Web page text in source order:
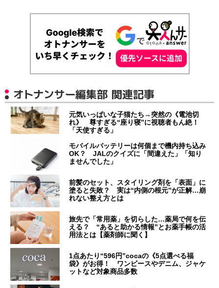
オトナンサー編集部 関連記事
元気いっぱいな子猫たち→突然の《電池切
れ》 尊すぎる“座り寝”に視聴者もん絶！
「天使すぎる」
モバイルバッテリーは何個まで機内持ち込み
OK？ JALのクイズに「間違えた」「知り
ませんでした」
前髪のセット、スタイリング剤を「表面」に
塗ると失敗？ 実は“内側の根元”が正解…崩
れない整え方とは
旅先で「常用薬」を切らした…薬局で何を伝
える？ “あると助かる情報”とお薬手帳の活
用法とは【薬剤師に聞く】
1点あたり“596円”cocaの《5点選べる福
袋》がお得！ ワンピースやデニム、ジャケ
ットなど対象商品多数